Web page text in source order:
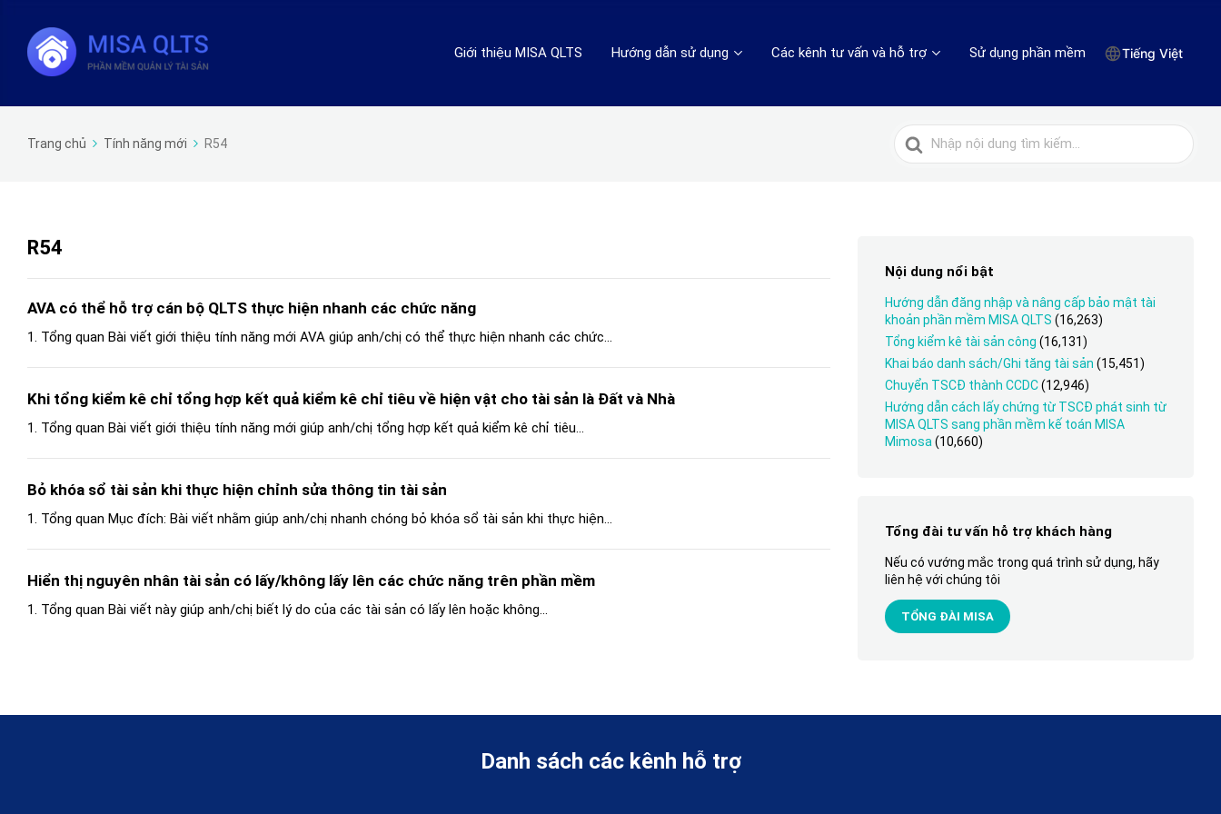
Giới thiệu MISA QLTS Hướng dẫn sử dụng Các kênh tư vấn và hỗ trợ Sử dụng phần mềm Tiếng Việt
Trang chủ Tính năng mới R54
Tìm
kiếm
R54
AVA có thể hỗ trợ cán bộ QLTS thực hiện nhanh các chức năng
1. Tổng quan Bài viết giới thiệu tính năng mới AVA giúp anh/chị có thể thực hiện nhanh các chức...
Khi tổng kiểm kê chỉ tổng hợp kết quả kiểm kê chỉ tiêu về hiện vật cho tài sản là Đất và Nhà
1. Tổng quan Bài viết giới thiệu tính năng mới giúp anh/chị tổng hợp kết quả kiểm kê chỉ tiêu...
Bỏ khóa sổ tài sản khi thực hiện chỉnh sửa thông tin tài sản
1. Tổng quan Mục đích: Bài viết nhằm giúp anh/chị nhanh chóng bỏ khóa sổ tài sản khi thực hiện...
Hiển thị nguyên nhân tài sản có lấy/không lấy lên các chức năng trên phần mềm
1. Tổng quan Bài viết này giúp anh/chị biết lý do của các tài sản có lấy lên hoặc không...
Nội dung nổi bật
Hướng dẫn đăng nhập và nâng cấp bảo mật tài
khoản phần mềm MISA QLTS (16,263)
Tổng kiểm kê tài sản công (16,131)
Khai báo danh sách/Ghi tăng tài sản (15,451)
Chuyển TSCĐ thành CCDC(12,946)
Hướng dẫn cách lấy chứng từ TSCĐ phát sinh từ
MISA QLTS sang phần mềm kế toán MISA
Mimosa (10,660)
Tổng đài tư vấn hỗ trợ khách hàng
Nếu có vướng mắc trong quá trình sử dụng, hãy
liên hệ với chúng tôi
TỔNG ĐÀI MISA
Danh sách các kênh hỗ trợ